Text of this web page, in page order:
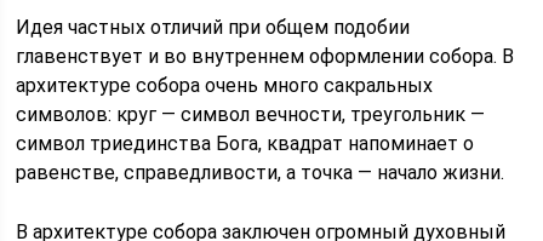
Идея частных отличий при общем подобии
главенствует и во внутреннем оформлении собора. В
архитектуре собора очень много сакральных
символов: круг — символ вечности, треугольник —
символ триединства Бога, квадрат напоминает о
равенстве, справедливости, а точка — начало жизни.
В архитектуре собора заключен огромный духовный